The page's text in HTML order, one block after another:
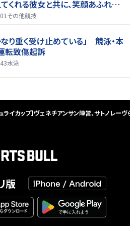
くれる彼女と共に、笑顔あふれる
きたい」
その他競技
り重く受け止めている」 競泳・本
転致傷起訴
水泳
ライカップ】ヴェネチアンサン陣営、サトノレ
版